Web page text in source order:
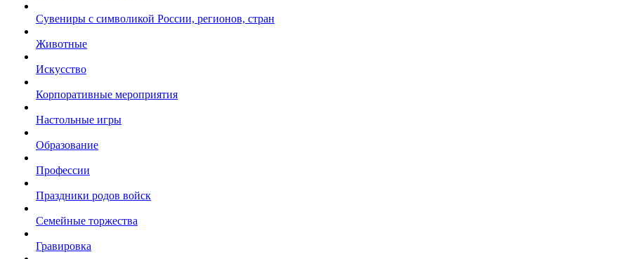
Сувениры с символикой России, регионов, стран
Животные
Искусство
Корпоративные мероприятия
Настольные игры
Образование
Профессии
Праздники родов войск
Семейные торжества
Гравировка